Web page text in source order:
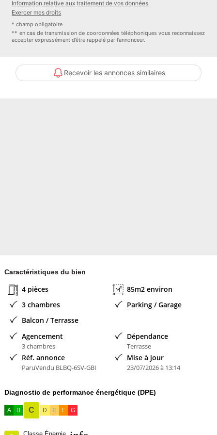
Contactez votre agence Orpi Balma pour organiser une visite !
Référence agence : 2627
Prix net vendeur : 355265.71929142 euros
Pourcentage des Honoraires à la charge de l'Acquéreur : 2.74 %
Information relative aux traitement de vos données
Exercer mes droits
* champ obligatoire
** en cas de transmission de coordonnées téléphoniques vous reconnaissez
accepter expressément d’être rappelé par l’annonceur.
Recevoir les annonces similaires
Caractéristiques du bien
4 pièces
85m2 environ
3 chambres
Parking / Garage
Balcon / Terrasse
Agencement
3 chambres
Dépendance
Terrasse
Réf. annonce
ParuVendu BLBQ-6SV-GBI
Mise à jour
23/07/2026 à 13:14
Diagnostic de performance énergétique (DPE)
A B C D E F G